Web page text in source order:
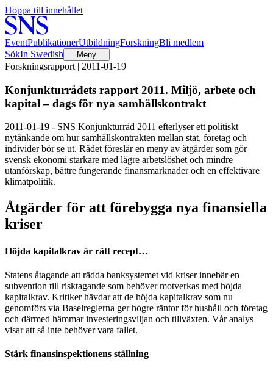
Hoppa till innehållet
EventPublikationerUtbildningForskningBli medlem
SökIn Swedish Meny
Forskningsrapport | 2011-01-19
Konjunkturrådets rapport 2011. Miljö, arbete och
kapital – dags för nya samhällskontrakt
2011-01-19 - SNS Konjunkturråd 2011 efterlyser ett politiskt
nytänkande om hur samhällskontrakten mellan stat, företag och
individer bör se ut. Rådet föreslår en meny av åtgärder som gör
svensk ekonomi starkare med lägre arbetslöshet och mindre
utanförskap, bättre fungerande finansmarknader och en effektivare
klimatpolitik.
Åtgärder för att förebygga nya finansiella
kriser
Höjda kapitalkrav är rätt recept…
Statens åtagande att rädda banksystemet vid kriser innebär en
subvention till risktagande som behöver motverkas med höjda
kapitalkrav. Kritiker hävdar att de höjda kapitalkrav som nu
genomförs via Baselreglerna ger högre räntor för hushåll och företag
och därmed hämmar investeringsviljan och tillväxten. Vår analys
visar att så inte behöver vara fallet.
Stärk finansinspektionens ställning